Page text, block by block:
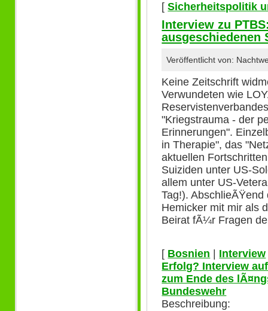
[Sicherheitspolitik
Interview zu
ausgeschiedenen
Veröffentlicht von:
Keine Zeitschrift
Verwundeten wie
"Kriegstrauma - der
Erinnerungen".
in Therapie", das
aktuellen
Suiziden unter US-
allem unter US-
Tag!).
Hemicker mit mir als
Beirat fÃ¼r Fragen
[ Bosnien Interview
Erfolg? Interview
zum Ende des
Bundeswehr
Beschreibung: